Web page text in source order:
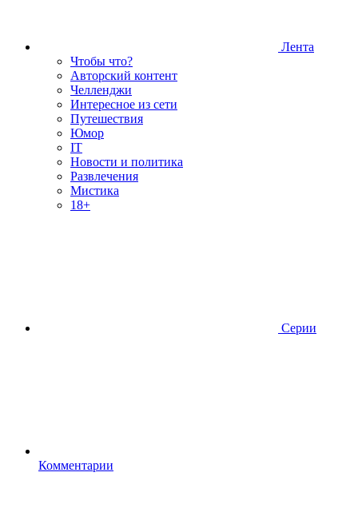
Лента
Чтобы что?
Авторский контент
Челленджи
Интересное из сети
Путешествия
Юмор
IT
Новости и политика
Развлечения
Мистика
18+
Серии
Комментарии